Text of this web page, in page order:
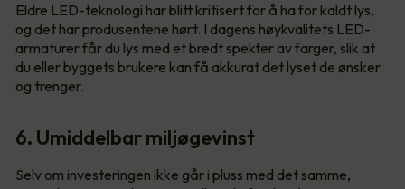
Eldre LED-teknologi har blitt kritisert for å ha for kaldt lys,
og det har produsentene hørt. I dagens høykvalitets LED-
armaturer får du lys med et bredt spekter av farger, slik at
du eller byggets brukere kan få akkurat det lyset de ønsker
og trenger.
6. Umiddelbar miljøgevinst
Selv om investeringen ikke går i pluss med det samme,